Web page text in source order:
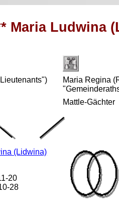
Maria Ludwina
Maria Regina
Mattle-Gächter
(Lidwina)
20
28